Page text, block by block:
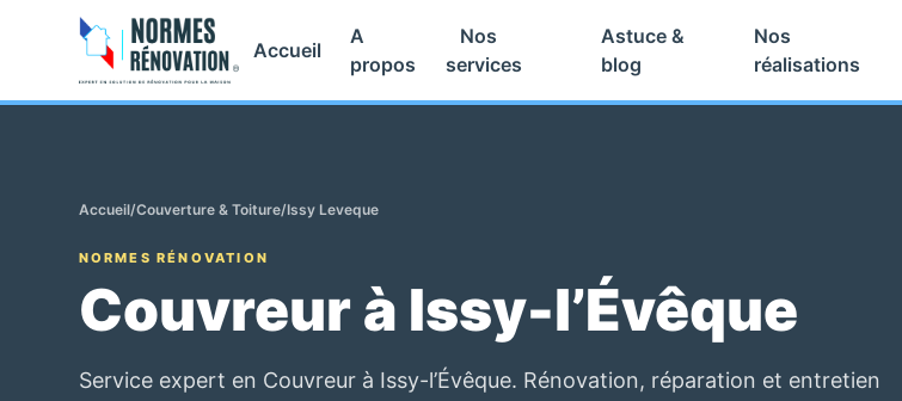
Accueil
A
propos
Nos
services
Astuce &
blog
Nos
réalisations
Accueil/Couverture & Toiture/Issy Leveque
NORMES RÉNOVATION
Couvreur à Issy-l’Évêque
Service expert en Couvreur à Issy-l’Évêque. Rénovation, réparation et entretien